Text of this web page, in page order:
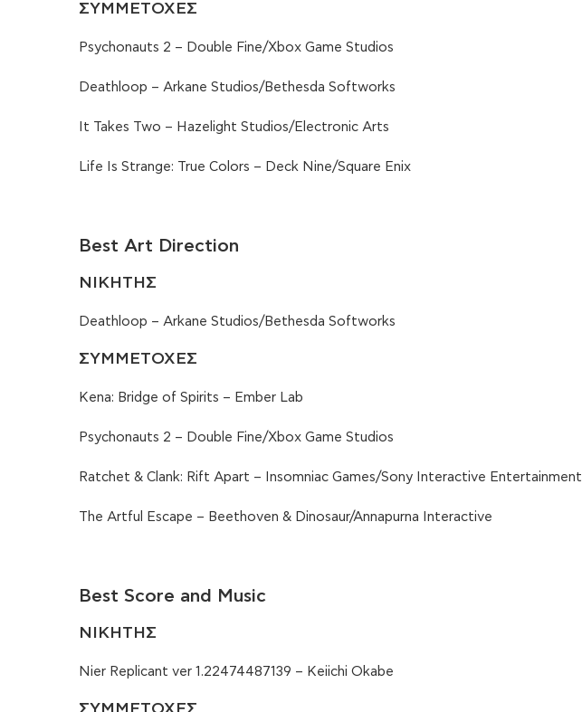
ΣΥΜΜΕΤΟΧΕΣ
Psychonauts 2 – Double Fine/Xbox Game Studios
Deathloop – Arkane Studios/Bethesda Softworks
It Takes Two – Hazelight Studios/Electronic Arts
Life Is Strange: True Colors – Deck Nine/Square Enix
Best Art Direction
ΝΙΚΗΤΗΣ
Deathloop – Arkane Studios/Bethesda Softworks
ΣΥΜΜΕΤΟΧΕΣ
Kena: Bridge of Spirits – Ember Lab
Psychonauts 2 – Double Fine/Xbox Game Studios
Ratchet & Clank: Rift Apart – Insomniac Games/Sony Interactive Entertainment
The Artful Escape – Beethoven & Dinosaur/Annapurna Interactive
Best Score and Music
ΝΙΚΗΤΗΣ
Nier Replicant ver 1.22474487139 – Keiichi Okabe